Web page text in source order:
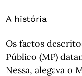
A história
Os factos
Público (MP)
Nessa, alegava o